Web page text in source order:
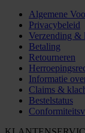
Algemene
Privacybeleid
Verzending &
Betaling
Retourneren
Informatie
Claims &
Bestelstatus